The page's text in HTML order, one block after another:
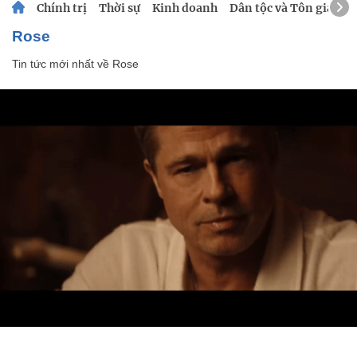
Chính trị Thời sự Kinh doanh Dân tộc và Tôn giáo
Rose
Tin tức mới nhất về Rose